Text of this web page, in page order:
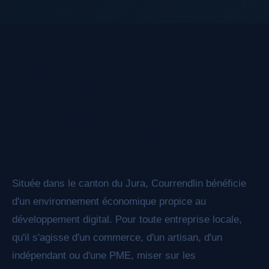
Située dans le canton du Jura, Courrendlin bénéficie
d'un environnement économique propice au
développement digital. Pour toute entreprise locale,
qu'il s'agisse d'un commerce, d'un artisan, d'un
indépendant ou d'une PME, miser sur les